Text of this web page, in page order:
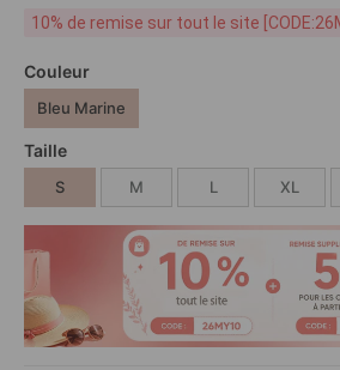
10% de remise sur tout le site
Couleur
Bleu Marine
Taille
S M L XL